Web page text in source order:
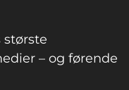
største
– og førende